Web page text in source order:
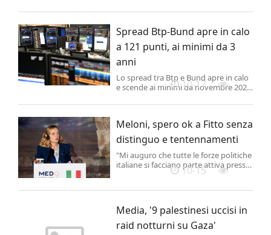
psichiatra Barbara Capovani, di cui era
reparto il 21 aprile 2023 causandole
ferite mortali.
Spread Btp-Bund apre in calo
a 121 punti, ai minimi da 3
anni
Lo spread tra Btp e Bund apre in calo
e scende ai minimi da novembre 2021.
Europa, in vista della riunione della
10-17
Meloni, spero ok a Fitto senza
distinguo e tentennamenti
"Mi auguro che tutte le forze politiche
italiane si facciano parte attiva presso
le proprie famiglie politiche europee
nazione possa essere raggiunto
10-15
Media, '9 palestinesi uccisi in
raid notturni su Gaza'